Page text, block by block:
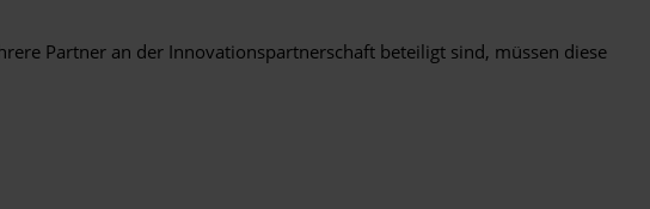
Partner an der Innovationspartnerschaft beteiligt sind, müssen diese